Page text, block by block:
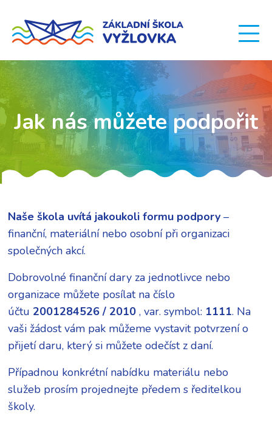
Jak nás můžete podpořit
Naše škola uvítá jakoukoli formu podpory–
finanční, materiální nebo osobní při organizaci
společných akcí.
Dobrovolné finanční dary za jednotlivce nebo
organizace můžete posílat na číslo
účtu 2001284526 / 2010 , var. symbol: 1111. Na
vaši žádost vám pak můžeme vystavit potvrzení o
přijetí daru, který si můžete odečíst z daní.
Případnou konkrétní nabídku materiálu nebo
služeb prosím projednejte předem s ředitelkou
školy.